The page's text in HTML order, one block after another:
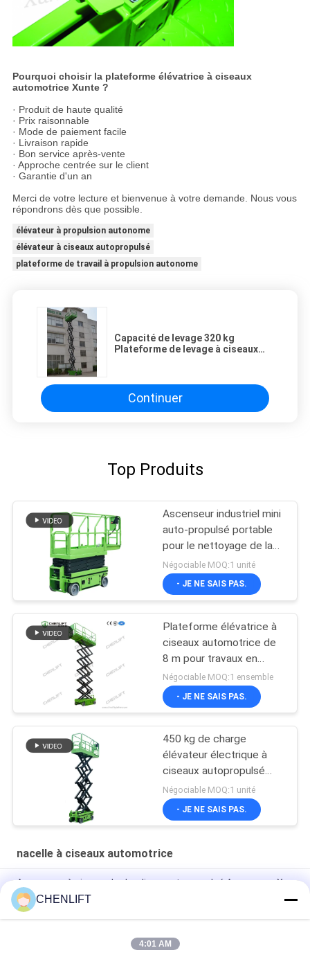
Pourquoi choisir la plateforme élévatrice à ciseaux
automotrice Xunte ?
· Produit de haute qualité
· Prix raisonnable
· Mode de paiement facile
· Livraison rapide
· Bon service après-vente
· Approche centrée sur le client
· Garantie d'un an
Merci de votre lecture et bienvenue à votre demande. Nous vous
répondrons dès que possible.
élévateur à propulsion autonome
élévateur à ciseaux autopropulsé
plateforme de travail à propulsion autonome
Capacité de levage 320 kg
Plateforme de levage à ciseaux
Continuer
Top Produits
Ascenseur industriel mini
auto-propulsé portable
pour le nettoyage de la
peinture
Négociable MOQ:1 unité
- JE NE SAIS PAS.
Plateforme élévatrice à
ciseaux automotrice de
8 m pour travaux en
hauteur avec capacité
de charge de 230 kg
Négociable MOQ:1 ensemble
- JE NE SAIS PAS.
450 kg de charge
élévateur électrique à
ciseaux autopropulsé
avec CE
Négociable MOQ:1 unité
- JE NE SAIS PAS.
nacelle à ciseaux automotrice
Ascenseur à ciseaux hydraulique autopropulsé Ascenseur X
électrique 8 mètres 450 kg Capacité de charge
Plateforme élévatrice automotrice à ciseaux de 6 m de
CHENLIFT
4:01 AM